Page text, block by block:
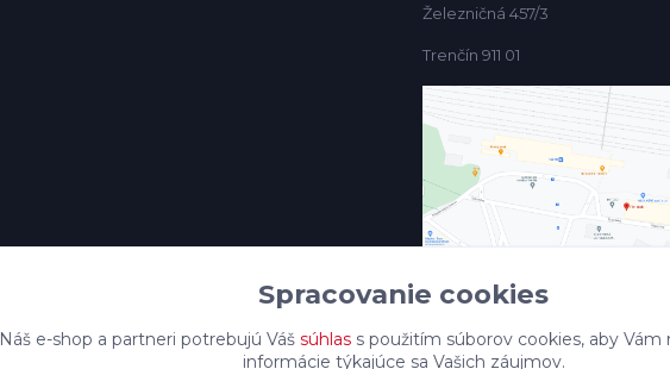
Železničná 457/3
Trenčín 911 01
Spracovanie cookies
Náš e-shop a partneri potrebujú Váš súhlass použitím súborov cookies, aby Vám
informácie týkajúce sa Vašich záujmov.